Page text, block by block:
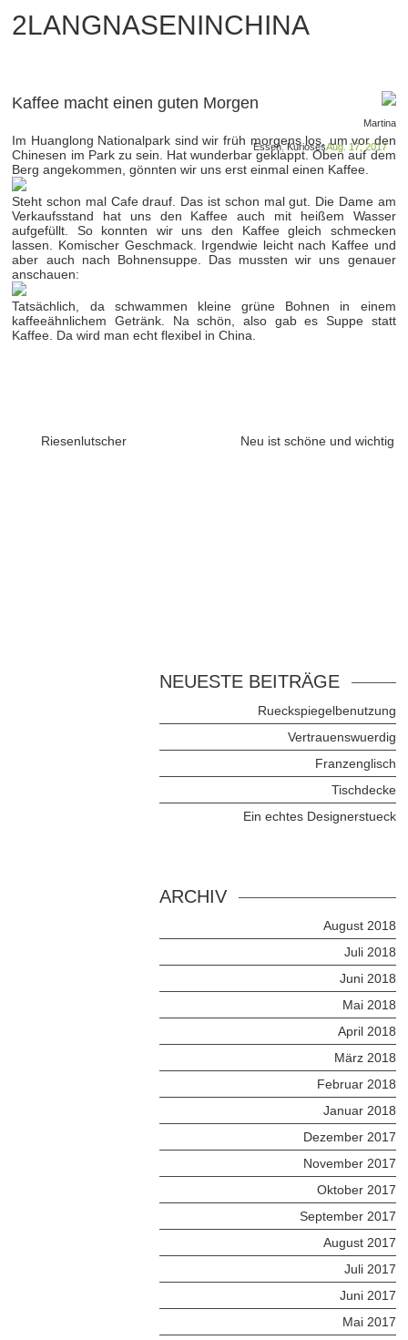
2LANGNASENINCHINA
Kaffee macht einen guten Morgen
Martina
Aug. 17, 2017
Essen,Kurioses
Im Huanglong Nationalpark sind wir früh morgens los, um vor den
Chinesen im Park zu sein. Hat wunderbar geklappt. Oben auf dem
Berg angekommen, gönnten wir uns erst einmal einen Kaffee.
Steht schon mal Cafe drauf. Das ist schon mal gut. Die Dame am
Verkaufsstand hat uns den Kaffee auch mit heißem Wasser
aufgefüllt. So konnten wir uns den Kaffee gleich schmecken
lassen. Komischer Geschmack. Irgendwie leicht nach Kaffee und
aber auch nach Bohnensuppe. Das mussten wir uns genauer
anschauen:
Tatsächlich, da schwammen kleine grüne Bohnen in einem
kaffeeähnlichem Getränk. Na schön, also gab es Suppe statt
Kaffee. Da wird man echt flexibel in China.
Riesenlutscher Neu ist schöne und wichtig
NEUESTE BEITRÄGE
Rueckspiegelbenutzung
Vertrauenswuerdig
Franzenglisch
Tischdecke
Ein echtes Designerstueck
ARCHIV
August 2018
Juli 2018
Juni 2018
Mai 2018
April 2018
März 2018
Februar 2018
Januar 2018
Dezember 2017
November 2017
Oktober 2017
September 2017
August 2017
Juli 2017
Juni 2017
Mai 2017